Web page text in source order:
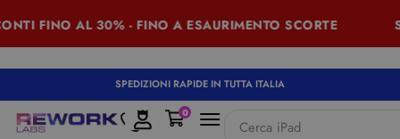
FINO AL 30% - FINO A ESAURIMENTO SCORTE
SPEDIZIONI RAPIDE IN TUTTA ITALIA
Cerca iPad
0